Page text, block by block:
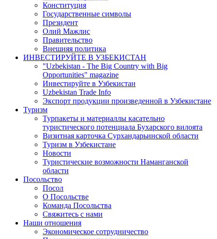
Конституция
Государственные символы
Президент
Олий Мажлис
Правительство
Внешняя политика
ИНВЕСТИРУЙТЕ В УЗБЕКИСТАН
"Uzbekistan - The Big Country with Big
Opportunities" magazine
Инвестируйте в Узбекистан
Uzbekistan Trade Info
Экспорт продукции произведенной в Узбекистане
Туризм
Турпакеты и материаллы касательно
туристического потенциала Бухарского вилоята
Визитная карточка Сурхандарьинской области
Туризм в Узбекистане
Новости
Туристические возможности Наманганской
области
Посольство
Посол
О Посольстве
Команда Посольства
Свяжитесь с нами
Наши отношения
Экономическое сотрудничество